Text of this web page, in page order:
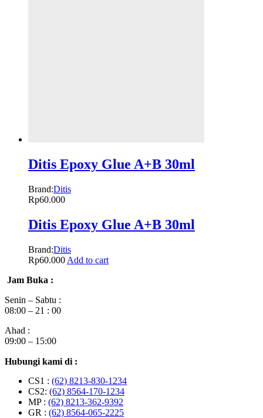
Ditis Epoxy Glue A+B 30ml
Brand:Ditis
Rp60.000
Ditis Epoxy Glue A+B 30ml
Brand:Ditis
Rp60.000 Add to cart
Jam Buka :
Senin – Sabtu :
08:00 – 21 : 00
Ahad :
09:00 – 15:00
Hubungi kami di :
CS1 : (62) 8213-830-1234
CS2: (62) 8564-170-1234
MP : (62) 8213-362-9392
GR : (62) 8564-065-2225